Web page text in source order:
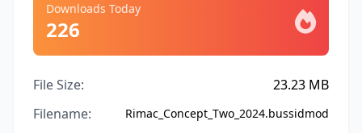
Downloads Today
226
File Size:
23.23 MB
Filename:
Rimac_Concept_Two_2024.bussidmod